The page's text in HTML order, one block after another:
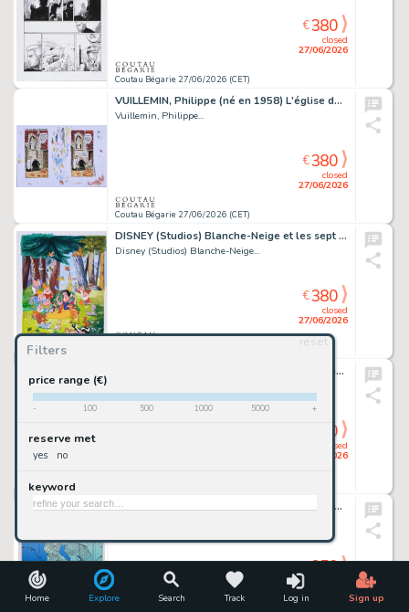
Home Explore Search Track Log in Sign up
Filters
reset
price range (€)
- 100 500 1000 5000 +
reserve met
yes no
keyword
Coutau Bégarie 27/06/2026 (CET)
closed
27/06/2026
€380
VUILLEMIN, Philippe (né en 1958) L'église dans la tourmente,...
Vuillemin, Philippe...
Coutau Bégarie 27/06/2026 (CET)
closed
27/06/2026
€380
DISNEY (Studios) Blanche-Neige et les sept nains. Gouache...
Disney (Studios) Blanche-Neige...
closed
27/06/2026
€380
MINUS, WALTER (né en 1958) Le selfie. Gouache sur...
closed
27/06/2026
380
MOEBIUS. Le désir. Sérigraphie n/150 et signée. Cette...
27/06/2026
€350